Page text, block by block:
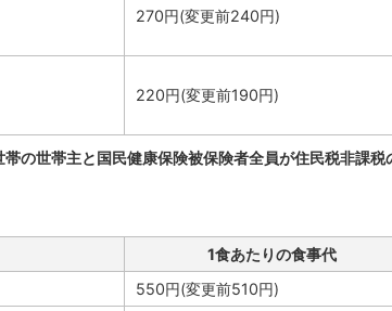
270円(変更前240円)
220円(変更前190円)
の世帯主と国民健康保険被保険者全員が住民税非課税
1食あたりの食事代
550円(変更前510円)